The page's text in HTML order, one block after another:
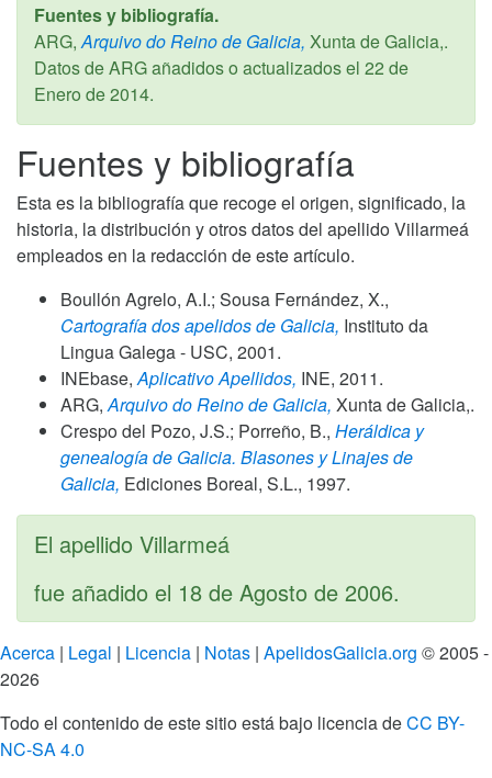
Fuentes y bibliografía.
ARG, Arquivo do Reino de Galicia, Xunta de Galicia,.
Datos de ARG añadidos o actualizados el 22 de
Enero de 2014.
Fuentes y bibliografía
Esta es la bibliografía que recoge el origen, significado, la
historia, la distribución y otros datos del apellido Villarmeá
empleados en la redacción de este artículo.
Boullón Agrelo, A.I.; Sousa Fernández, X.,
Cartografía dos apelidos de Galicia, Instituto da
Lingua Galega - USC, 2001.
INEbase, Aplicativo Apellidos, INE, 2011.
ARG, Arquivo do Reino de Galicia, Xunta de Galicia,.
Crespo del Pozo, J.S.; Porreño, B., Heráldica y
genealogía de Galicia. Blasones y Linajes de
Galicia, Ediciones Boreal, S.L., 1997.
El apellido Villarmeá
fue añadido el 18 de Agosto de 2006.
Acerca | Legal | Licencia | Notas | ApelidosGalicia.org © 2005 -
2026
Todo el contenido de este sitio está bajo licencia deCC BY-
NC-SA 4.0